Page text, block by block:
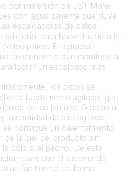
por inmersión de JBT Marel
con agua caliente que fluye
escaldadoras de patos
adicional para hacer frente a la
los patos. El agitador
descendente que mantiene a
lograr un escaldado más
los patos se
fuertemente agitada, que
de las plumas. Gracias al
la cantidad de aire agitado
consigue un calentamiento
de la piel del producto sin
la cola o el pecho. De este
para que el sistema de
fácilmente de forma